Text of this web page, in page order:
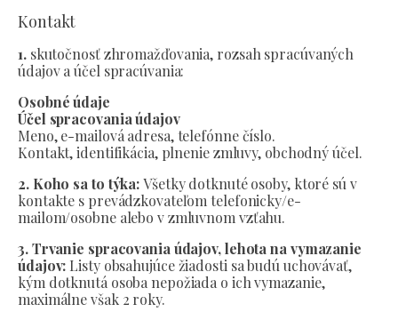
Kontakt
1.skutočnosť zhromažďovania, rozsah spracúvaných
údajov a účel spracúvania:
Osobné údaje
Účel spracovania údajov
Meno, e-mailová adresa, telefónne číslo.
Kontakt, identifikácia, plnenie zmluvy, obchodný účel.
2. Koho sa to týka:Všetky dotknuté osoby, ktoré sú v
kontakte s prevádzkovateľom telefonicky/e-
mailom/osobne alebo v zmluvnom vzťahu.
3. Trvanie spracovania údajov, lehota na vymazanie
údajov: Listy obsahujúce žiadosti sa budú uchovávať,
kým dotknutá osoba nepožiada o ich vymazanie,
maximálne však 2 roky.